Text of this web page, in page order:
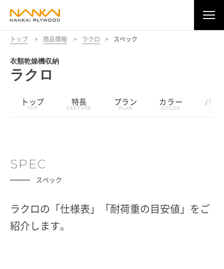
トップ > 商品情報 > ラクロ > スペック
衣類乾燥機収納
ラクロ
トップ 特長 プラン カラー パー
SPEC
スペック
ラクロの 「仕様表」「耐荷重の目安値」をご
紹介します。